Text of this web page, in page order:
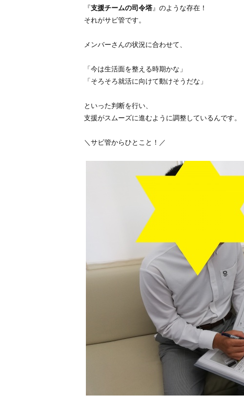
『支援チームの司令塔』のような存在！
それがサビ管です。
メンバーさんの状況に合わせて、
「今は生活面を整える時期かな」
「そろそろ就活に向けて動けそうだな」
といった判断を行い、
支援がスムーズに進むように調整しているんです。
＼サビ管からひとこと！／